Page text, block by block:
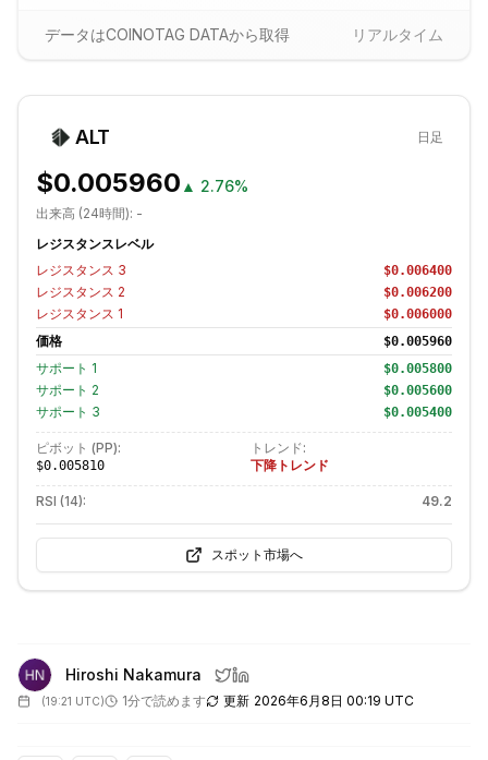
データはCOINOTAG DATAから取得 リアルタイム
ALT 日足
$0.005960 ▲ 2.76%
出来高 (24時間): -
レジスタンスレベル
レジスタンス 3 $0.006400
レジスタンス 2 $0.006200
レジスタンス 1 $0.006000
価格 $0.005960
サポート 1 $0.005800
サポート 2 $0.005600
サポート 3 $0.005400
ピボット (PP):
$0.005810
トレンド:
下降トレンド
RSI (14): 49.2
スポット市場へ
Hiroshi Nakamura
(19:21 UTC) 1分で読めます 更新 2026年6月8日 00:19 UTC